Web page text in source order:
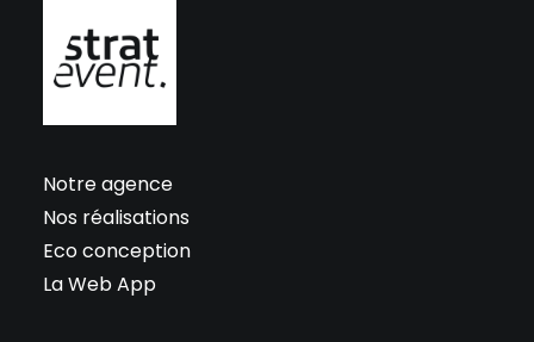
Notre agence
Nos réalisations
Eco conception
La Web App